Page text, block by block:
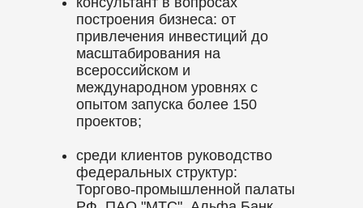
построения бизнеса: от
привлечения инвестиций до
масштабирования на
всероссийском и
международном уровнях с
опытом запуска более 150
проектов;
среди клиентов руководство
федеральных структур:
Торгово-промышленной палаты